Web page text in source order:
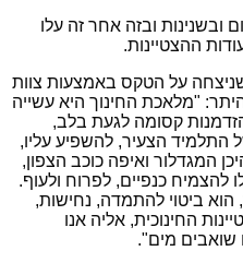
ובזה אחר זה עלו
ההצטיינות.
על הטקס באמצעות צוות
"מלאכת החינוך היא עשייה
קסומה לגעת בלב,
הצעיר, להשפיע עליו,
המגדלור ואיפה כוכב הצפון,
להצמיח כנפיים, לפרוח ולעוף.
הוא ביטוי להתמדה, נחישות,
החינוכית, אליה אנו
שואבים מים".